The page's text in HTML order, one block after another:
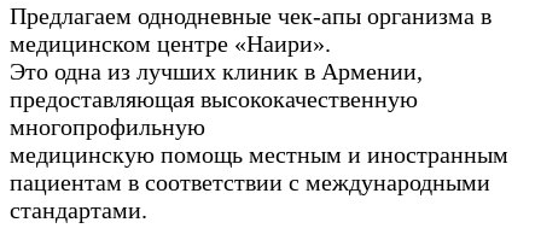
Предлагаем однодневные чек-апы организма в
медицинском центре «Наири».
Это одна из лучших клиник в Армении,
предоставляющая высококачественную
многопрофильную
медицинскую помощь местным и иностранным
пациентам в соответствии с международными
стандартами.